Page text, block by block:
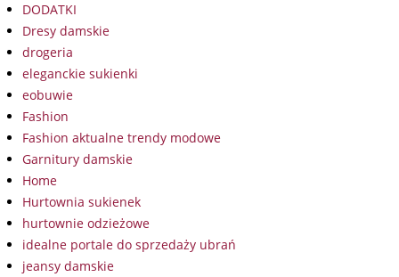
DODATKI
Dresy damskie
drogeria
eleganckie sukienki
eobuwie
Fashion
Fashion aktualne trendy modowe
Garnitury damskie
Home
Hurtownia sukienek
hurtownie odzieżowe
idealne portale do sprzedaży ubrań
jeansy damskie